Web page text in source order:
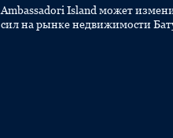
Ambassadori Island может
сил на рынке недвижимости